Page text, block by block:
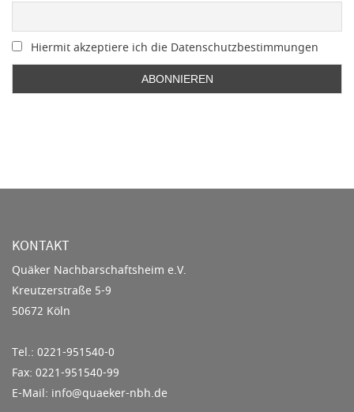
Hiermit akzeptiere ich die Datenschutzbestimmungen
KONTAKT
Quäker Nachbarschaftsheim e.V.
Kreutzerstraße 5-9
50672 Köln
Tel.: 0221-951540-0
Fax: 0221-951540-99
E-Mail: info@quaeker-nbh.de